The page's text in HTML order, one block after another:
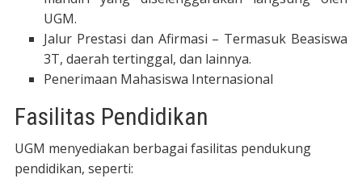
UGM.
Jalur Prestasi dan Afirmasi – Termasuk Beasiswa
3T, daerah tertinggal, dan lainnya.
Penerimaan Mahasiswa Internasional
Fasilitas Pendidikan
UGM menyediakan berbagai fasilitas pendukung
pendidikan, seperti: